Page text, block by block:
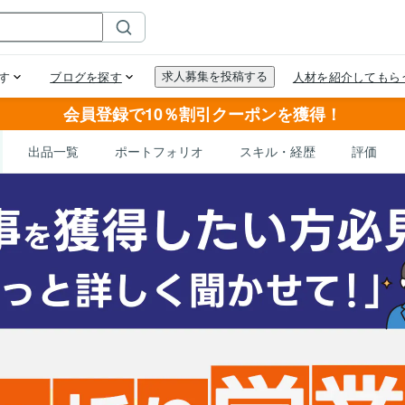
会員登録で10％割引クーポンを獲得！
出品一覧 ポートフォリオ スキル・経歴 評価